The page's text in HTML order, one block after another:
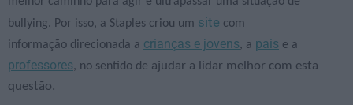
bullying. Por isso, a Staples criou um site com
informação direcionada a crianças e jovens, a pais e a
professores, no sentido de ajudar a lidar melhor com esta
questão.